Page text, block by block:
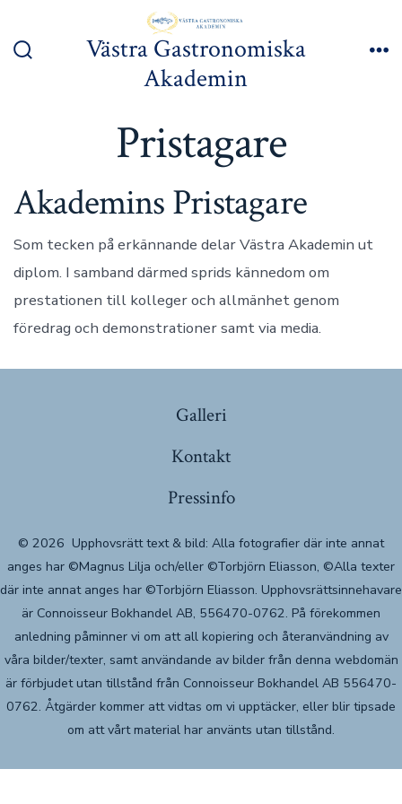
till
Västra Gastronomiska
Akademin
Pristagare
Akademins Pristagare
Som tecken på erkännande delar Västra Akademin ut
diplom. I samband därmed sprids kännedom om
prestationen till kolleger och allmänhet genom
föredrag och demonstrationer samt via media.
Galleri
Kontakt
Pressinfo
© 2026 Upphovsrätt text & bild: Alla fotografier där inte annat
anges har ©Magnus Lilja och/eller ©Torbjörn Eliasson, ©Alla texter
där inte annat anges har ©Torbjörn Eliasson. Upphovsrättsinnehavare
är Connoisseur Bokhandel AB, 556470-0762. På förekommen
anledning påminner vi om att all kopiering och återanvändning av
våra bilder/texter, samt användande av bilder från denna webdomän
är förbjudet utan tillstånd från Connoisseur Bokhandel AB 556470-
0762. Åtgärder kommer att vidtas om vi upptäcker, eller blir tipsade
om att vårt material har använts utan tillstånd.